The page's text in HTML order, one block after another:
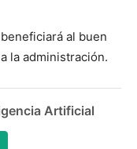
al buen
la administración.
Artificial